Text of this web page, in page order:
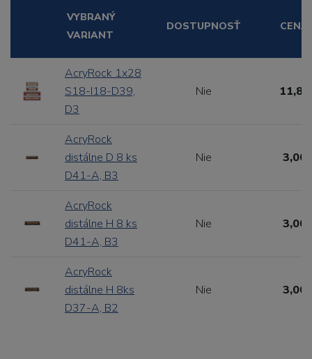
VYBRANÝ
VARIANT
DOSTUPNOSŤ CENA
AcryRock 1x28
S18-I18-D39,
D3
Nie
AcryRock
distálne D 8 ks
D41-A, B3
Nie 3,00
AcryRock
distálne H 8 ks
D41-A, B3
Nie 3,00
AcryRock
distálne H 8ks
D37-A, B2
Nie 3,00